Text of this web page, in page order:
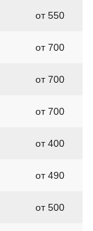
от 550
от 700
от 700
от 700
от 400
от 490
от 500